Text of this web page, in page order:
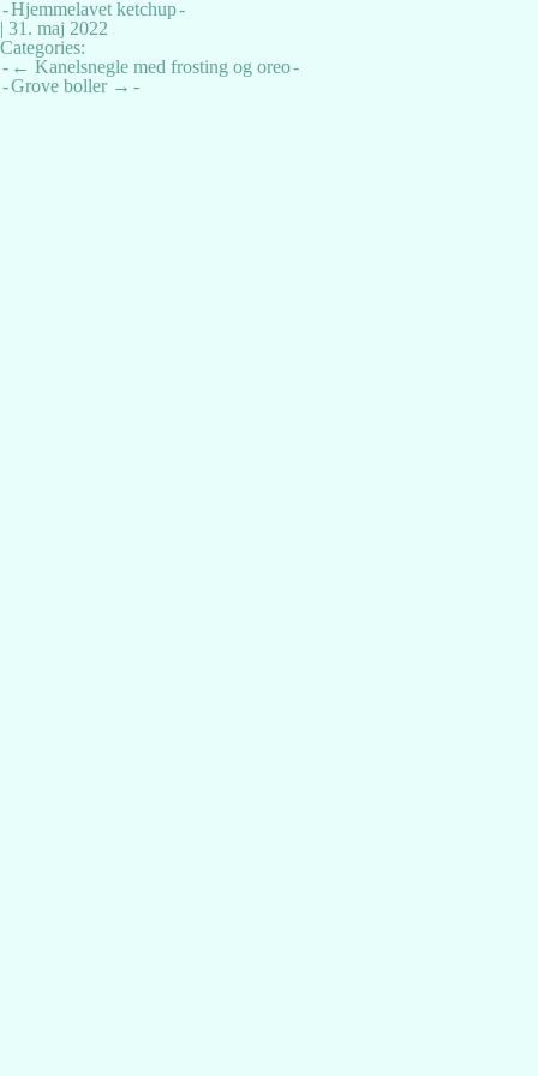
Hjemmelavet ketchup
| 31. maj 2022
Categories:
Indlægsnavigation
← Kanelsnegle med frosting og oreo
Grove boller →